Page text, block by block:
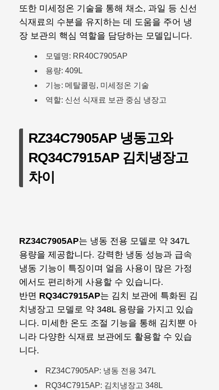
또한 미세정온 기술을 통해 채소, 과일 등 신선
식재료의 수분을 유지하는 데 도움을 주어 냉
장 보관의 핵심 역할을 담당하는 모델입니다.
모델명: RR40C7905AP
용량: 409L
기능: 메탈쿨링, 미세정온 기술
역할: 신선 식재료 보관 중심 냉장고
RZ34C7905AP 냉동고와
RQ34C7915AP 김치냉장고
차이
RZ34C7905AP는 냉동 전용 모델로 약 347L
용량을 제공합니다. 강력한 냉동 성능과 급속
냉동 기능이 특징이며 얼음 사용이 많은 가정
에서도 편리하게 사용할 수 있습니다.
반면 RQ34C7915AP는 김치 보관에 특화된 김
치냉장고 모델로 약 348L 용량을 가지고 있습
니다. 미세한 온도 조절 기능을 통해 김치뿐 아
니라 다양한 식재료 보관에도 활용할 수 있습
니다.
RZ34C7905AP: 냉동 전용 347L
RQ34C7915AP: 김치냉장고 348L